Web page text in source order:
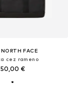
FACE
cez rameno
50,00 €